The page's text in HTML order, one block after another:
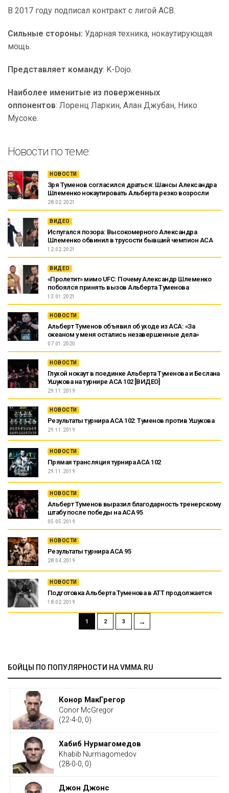
В 2017 году подписал контракт с лигой ACB.
Сильные стороны: Ударная техника, нокаутирующая
мощь.
Представляет команду: K-Dojo.
Наиболее именитые из поверженных
оппонентов: Лоренц Ларкин, Алан Джубан, Нико
Мусоке.
Новости по теме:
НОВОСТИ
Зря Туменов согласился драться: Шансы Александра
Шлеменко нокаутировать Альберта резко возросли
28.02.2021
ВИДЕО
Испугался позора: Высокомерного Александра
Шлеменко обвинил в трусости бывший чемпион АСА
12.02.2021
ВИДЕО
«Пролетит» мимо UFC: Почему Александр Шлеменко
побоялся принять вызов Альберта Туменова
13.01.2021
НОВОСТИ
Альберт Туменов объявил об уходе из ACA: «За
океаном у меня остались незавершенные дела»
07.01.2020
НОВОСТИ
Глухой нокаут в поединке Альберта Туменова и Беслана
Ушукова на турнире ACA 102 [ВИДЕО]
29.11.2019
НОВОСТИ
Результаты турнира ACA 102: Туменов против Ушукова
29.11.2019
НОВОСТИ
Прямая трансляция турнира ACA 102
29.11.2019
НОВОСТИ
Альберт Туменов выразил благодарность тренерскому
штабу после победы на АСА 95
05.05.2019
НОВОСТИ
Результаты турнира ACA 95
28.04.2019
НОВОСТИ
Подготовка Альберта Туменова в АТТ продолжается
18.02.2019
1 2 3 →
БОЙЦЫ ПО ПОПУЛЯРНОСТИ НА VMMA.RU
Конор МакГрегор
Conor McGregor
(22-4-0, 0)
Хабиб Нурмагомедов
Khabib Nurmagomedov
(28-0-0, 0)
Джон Джонс